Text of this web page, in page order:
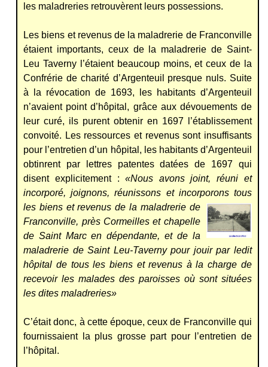
les maladreries retrouvèrent leurs possessions.
Les biens et revenus de la maladrerie de Franconville
étaient importants, ceux de la maladrerie de Saint-
Leu Taverny l’étaient beaucoup moins, et ceux de la
Confrérie de charité d’Argenteuil presque nuls. Suite
à la révocation de 1693, les habitants d’Argenteuil
n’avaient point d’hôpital, grâce aux dévouements de
leur curé, ils purent obtenir en 1697 l’établissement
convoité. Les ressources et revenus sont insuffisants
pour l’entretien d’un hôpital, les habitants d’Argenteuil
obtinrent par lettres patentes datées de 1697 qui
disent explicitement :«Nous avons joint, réuni et
incorporé, joignons, réunissons et incorporons tous
les biens et revenus de la maladrerie de
Franconville, près Cormeilles et chapelle
de Saint Marc en dépendante, et de la
maladrerie de Saint Leu-Taverny pour jouir par ledit
hôpital de tous les biens et revenus à la charge de
recevoir les malades des paroisses où sont situées
les dites maladreries»
C’était donc, à cette époque, ceux de Franconville qui
fournissaient la plus grosse part pour l’entretien de
l’hôpital.